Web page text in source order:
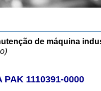
de máquina
PAK 1110391-0000